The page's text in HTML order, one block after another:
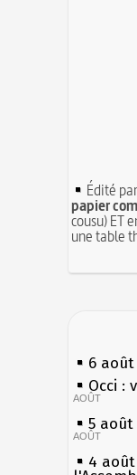
Édité par
papier
cousu) ET
une table
6
Occi :
AOÛT
5
AOÛT
4